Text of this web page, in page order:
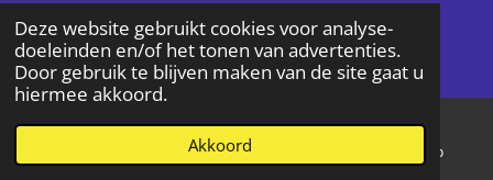
Deze website gebruikt cookies voor analyse-
doeleinden en/of het tonen van advertenties.
Door gebruik te blijven maken van de site gaat u
hiermee akkoord.
Akkoord
© 2024 wandelclubde bollekens
Wandelsport Vlaanderen 4018
Telefoonnummer WhatsApp